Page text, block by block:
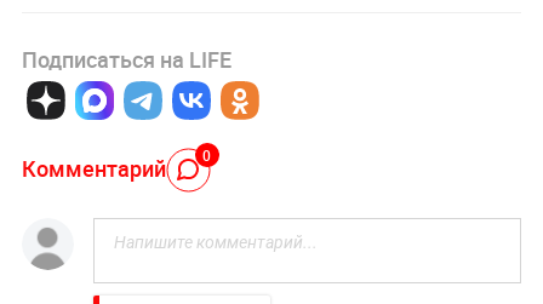
Подписаться на LIFE
Комментарий 0